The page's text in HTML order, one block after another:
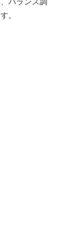
。